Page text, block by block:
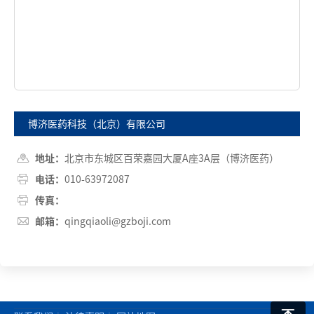
博济医药科技（北京）有限公司
 地址： 北京市东城区百荣嘉园大厦A座3A层（博济医药）
 电话： 010-63972087
 传真：
 邮箱： qingqiaoli@gzboji.com